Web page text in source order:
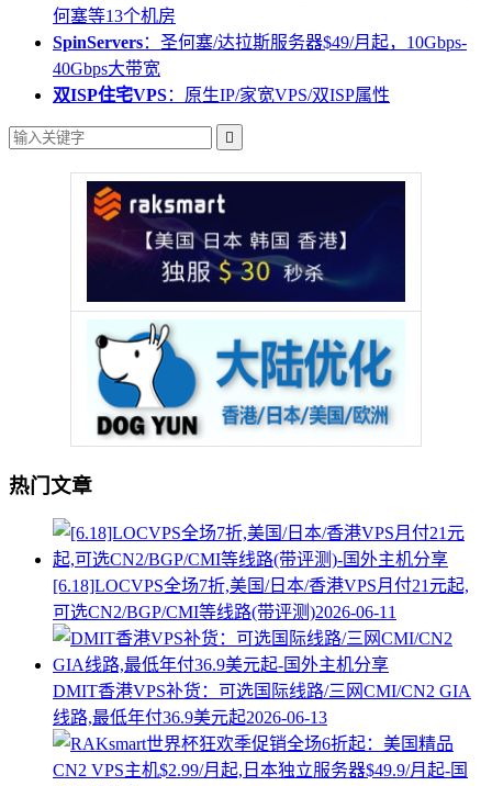
何塞等13个机房
SpinServers：圣何塞/达拉斯服务器$49/月起，10Gbps-
40Gbps大带宽
双ISP住宅VPS：原生IP/家宽VPS/双ISP属性

热门文章
[6.18]LOCVPS全场7折,美国/日本/香港VPS月付21元起,
可选CN2/BGP/CMI等线路(带评测)2026-06-11
DMIT香港VPS补货：可选国际线路/三网CMI/CN2 GIA
线路,最低年付36.9美元起2026-06-13